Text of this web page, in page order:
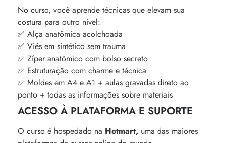
No curso, você aprende técnicas que elevam sua
costura para outro nível:
✅ Alça anatômica acolchoada
✅ Viés em sintético sem trauma
✅ Zíper anatômico com bolso secreto
✅ Estruturação com charme e técnica
✅ Moldes em A4 e A1 + aulas gravadas direto ao
ponto + todas as informações sobre materiais
ACESSO À PLATAFORMA E SUPORTE
O curso é hospedado na Hotmart, uma das maiores